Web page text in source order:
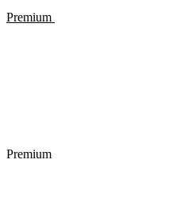
Premium
Premium